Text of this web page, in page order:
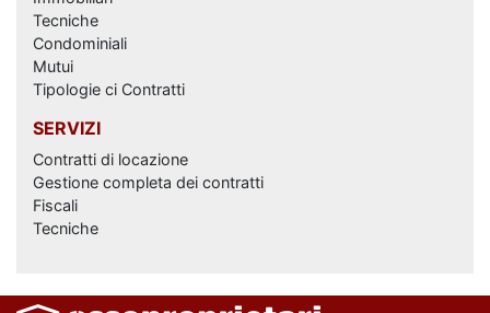
Tecniche
Condominiali
Mutui
Tipologie ci Contratti
SERVIZI
Contratti di locazione
Gestione completa dei contratti
Fiscali
Tecniche